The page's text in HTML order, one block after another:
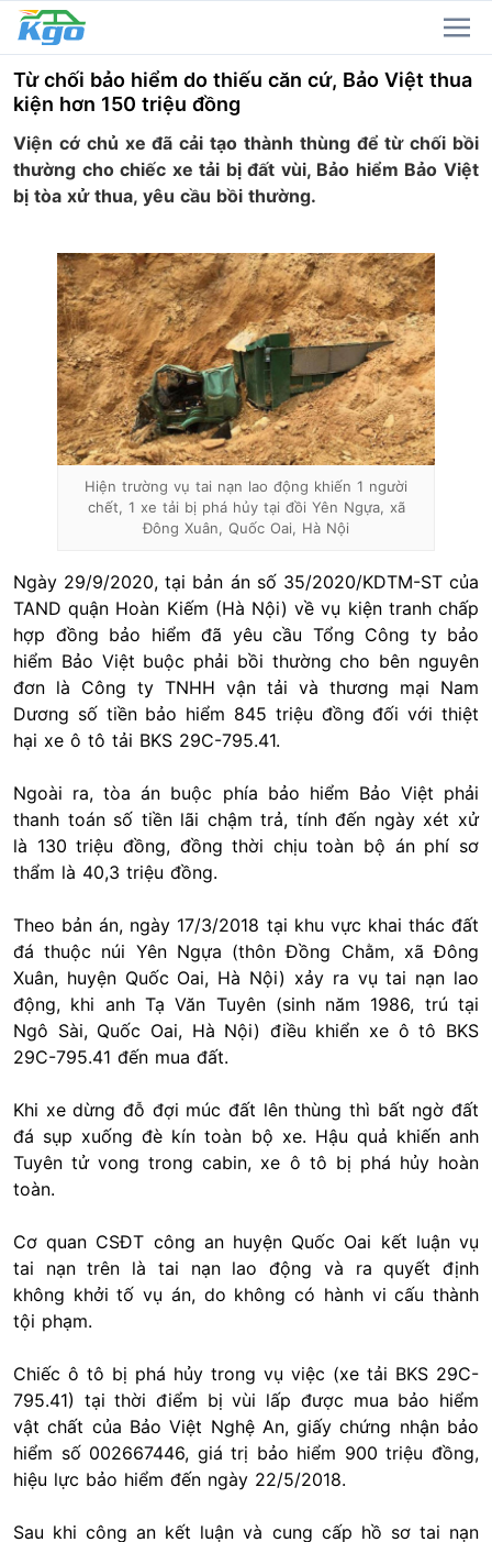
Từ chối bảo hiểm do thiếu căn cứ, Bảo Việt thua
kiện hơn 150 triệu đồng
Viện cớ chủ xe đã cải tạo thành thùng để từ chối bồi
thường cho chiếc xe tải bị đất vùi, Bảo hiểm Bảo Việt
bị tòa xử thua, yêu cầu bồi thường.
Hiện trường vụ tai nạn lao động khiến 1 người
chết, 1 xe tải bị phá hủy tại đồi Yên Ngựa, xã
Đông Xuân, Quốc Oai, Hà Nội
Ngày 29/9/2020, tại bản án số 35/2020/KDTM-ST của
TAND quận Hoàn Kiếm (Hà Nội) về vụ kiện tranh chấp
hợp đồng bảo hiểm đã yêu cầu Tổng Công ty bảo
hiểm Bảo Việt buộc phải bồi thường cho bên nguyên
đơn là Công ty TNHH vận tải và thương mại Nam
Dương số tiền bảo hiểm 845 triệu đồng đối với thiệt
hại xe ô tô tải BKS 29C-795.41.
Ngoài ra, tòa án buộc phía bảo hiểm Bảo Việt phải
thanh toán số tiền lãi chậm trả, tính đến ngày xét xử
là 130 triệu đồng, đồng thời chịu toàn bộ án phí sơ
thẩm là 40,3 triệu đồng.
Theo bản án, ngày 17/3/2018 tại khu vực khai thác đất
đá thuộc núi Yên Ngựa (thôn Đồng Chằm, xã Đông
Xuân, huyện Quốc Oai, Hà Nội) xảy ra vụ tai nạn lao
động, khi anh Tạ Văn Tuyên (sinh năm 1986, trú tại
Ngô Sài, Quốc Oai, Hà Nội) điều khiển xe ô tô BKS
29C-795.41 đến mua đất.
Khi xe dừng đỗ đợi múc đất lên thùng thì bất ngờ đất
đá sụp xuống đè kín toàn bộ xe. Hậu quả khiến anh
Tuyên tử vong trong cabin, xe ô tô bị phá hủy hoàn
toàn.
Cơ quan CSĐT công an huyện Quốc Oai kết luận vụ
tai nạn trên là tai nạn lao động và ra quyết định
không khởi tố vụ án, do không có hành vi cấu thành
tội phạm.
Chiếc ô tô bị phá hủy trong vụ việc (xe tải BKS 29C-
795.41) tại thời điểm bị vùi lấp được mua bảo hiểm
vật chất của Bảo Việt Nghệ An, giấy chứng nhận bảo
hiểm số 002667446, giá trị bảo hiểm 900 triệu đồng,
hiệu lực bảo hiểm đến ngày 22/5/2018.
Sau khi công an kết luận và cung cấp hồ sơ tai nạn